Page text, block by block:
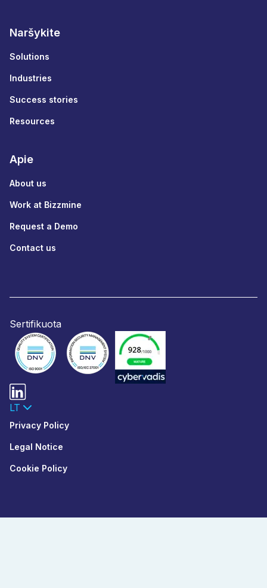
Naršykite
Solutions
Industries
Success stories
Resources
Apie
About us
Work at Bizzmine
Request a Demo
Contact us
Sertifikuota
LT
Privacy Policy
Legal Notice
Cookie Policy